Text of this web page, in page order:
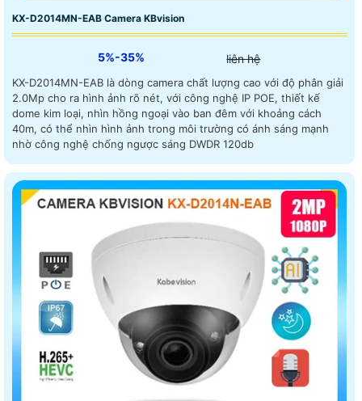
KX-D2014MN-EAB Camera KBvision
5%-35% liên hệ
KX-D2014MN-EAB là dòng camera chất lượng cao với độ phân giải
2.0Mp cho ra hình ảnh rõ nét, với công nghệ IP POE, thiết kế
dome kim loại, nhìn hồng ngoại vào ban đêm với khoảng cách
40m, có thể nhìn hình ảnh trong môi trường có ánh sáng mạnh
nhờ công nghệ chống ngược sáng DWDR 120db